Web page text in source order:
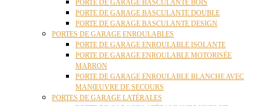
PORTE DE GARAGE BASCULANTE BOIS
PORTE DE GARAGE BASCULANTE DOUBLE
PORTE DE GARAGE BASCULANTE DESIGN
PORTES DE GARAGE ENROULABLES
PORTE DE GARAGE ENROULABLE ISOLANTE
PORTE DE GARAGE ENROULABLE MOTORISÉE
MARRON
PORTE DE GARAGE ENROULABLE BLANCHE AVEC
MANŒUVRE DE SECOURS
PORTES DE GARAGE LATÉRALES